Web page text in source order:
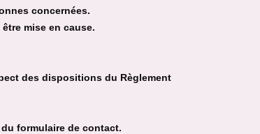
concernées.
mise en cause.
des dispositions du Règlement
formulaire de contact.